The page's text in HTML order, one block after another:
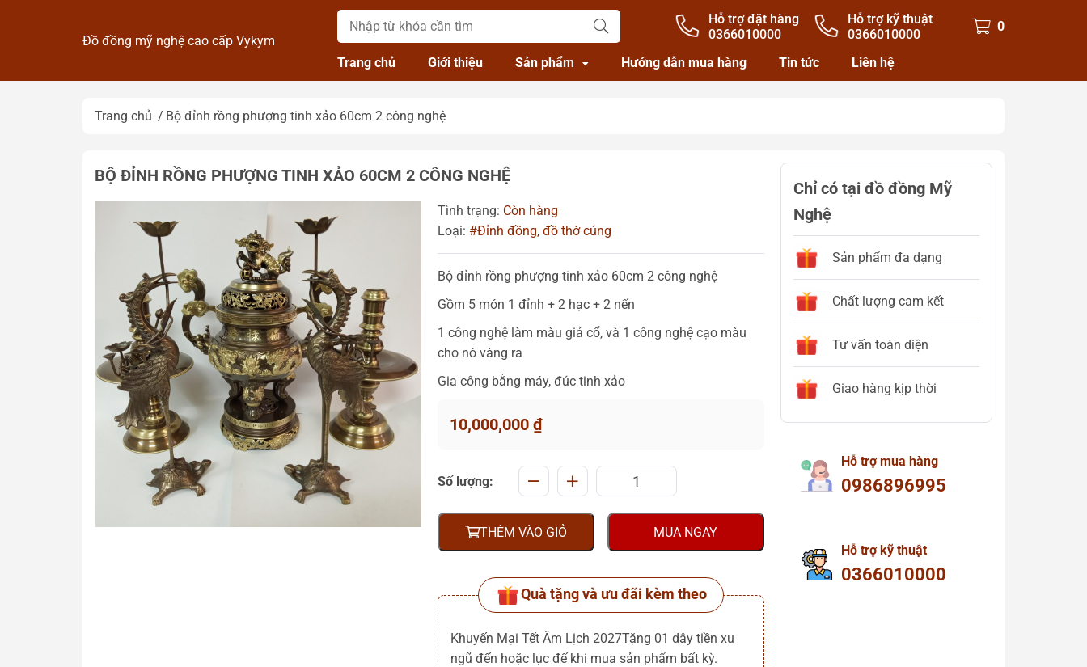
Đồ đồng mỹ nghệ cao cấp Vykym
Hỗ trợ đặt hàng
0366010000
Hỗ trợ kỹ thuật
0366010000
0
Trang chủ Giới thiệu Sản phẩm Hướng dẫn mua hàng Tin tức Liên hệ
Trang chủ Bộ đỉnh rồng phượng tinh xảo 60cm 2 công nghệ
BỘ ĐỈNH RỒNG PHƯỢNG TINH XẢO 60CM 2 CÔNG NGHỆ
Tình trạng: Còn hàng
Loại: #Đỉnh đồng, đồ thờ cúng
Bộ đỉnh rồng phượng tinh xảo 60cm 2 công nghệ
Gồm 5 món 1 đỉnh + 2 hạc + 2 nến
1 công nghệ làm màu giả cổ, và 1 công nghệ cạo màu
cho nó vàng ra
Gia công bằng máy, đúc tinh xảo
10,000,000 ₫
Số lượng:
THÊM VÀO GIỎ MUA NGAY
Quà tặng và ưu đãi kèm theo
Khuyến Mại Tết Âm Lịch 2027Tặng 01 dây tiền xu
ngũ đến hoặc lục đế khi mua sản phẩm bất kỳ.
Chỉ có tại đồ đồng Mỹ
Nghệ
Sản phẩm đa dạng
Chất lượng cam kết
Tư vấn toàn diện
Giao hàng kịp thời
Hỗ trợ mua hàng
0986896995
Hỗ trợ kỹ thuật
0366010000